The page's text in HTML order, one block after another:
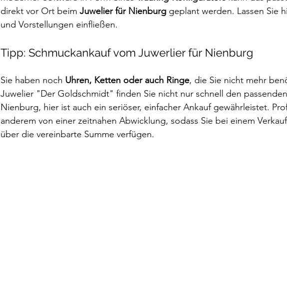
direkt vor Ort beim Juwelier für Nienburg geplant werden. Lassen Sie
und Vorstellungen einfließen.
Tipp: Schmuckankauf vom Juwerlier für Nienburg
Sie haben noch Uhren, Ketten oder auch Ringe, die Sie nicht mehr
Juwelier "Der Goldschmidt" finden Sie nicht nur schnell den
Nienburg, hier ist auch ein seriöser, einfacher Ankauf gewährleistet.
anderem von einer zeitnahen Abwicklung, sodass Sie bei einem
über die vereinbarte Summe verfügen.